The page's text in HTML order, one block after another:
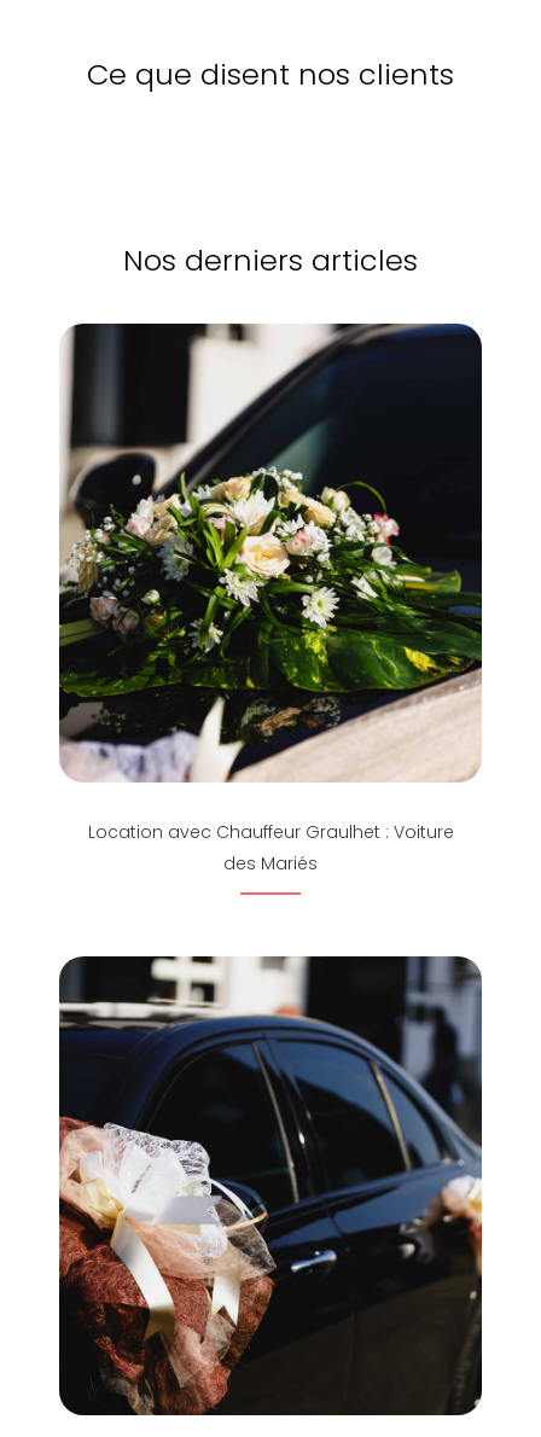
Ce que disent nos clients
Nos derniers articles
Location avec Chauffeur Graulhet : Voiture
des Mariés